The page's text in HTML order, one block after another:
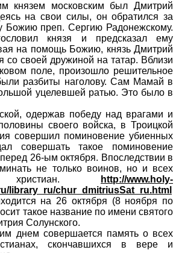
князем московским был Дмитрий
на свои силы, он обратился за
Божию преп. Сергию Радонежскому.
князя и предсказал ему
на помощь Божию, князь Дмитрий
со своей дружиной на татар. Вблизи
поле, произошло решительное
разбиты наголову. Сам Мамай в
уцелевшей ратью. Это было в
одержав победу над врагами и
своего войска, в Троицкой
совершил поминовение убиенных
совершать такое поминовение
26-ым октября. Впоследствии в
не только воинов, но и всех
христиан.
http://www.holy-
library_ru/chur_dmitriusSat_ru.html
на 26 октября (8 ноября по
такое название по имени святого
Солунского.
днем совершается память о всех
скончавшихся в вере и